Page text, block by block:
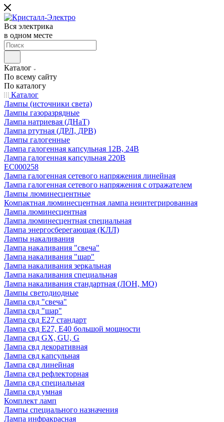
Вся электрика
в одном месте
Каталог
По всему сайту
По каталогу
Каталог
Лампы (источники света)
Лампы газоразрядные
Лампа натриевая (ДНаТ)
Лампа ртутная (ДРЛ, ДРВ)
Лампы галогенные
Лампа галогенная капсульная 12В, 24В
Лампа галогенная капсульная 220В
EC000258
Лампа галогенная сетевого напряжения линейная
Лампа галогенная сетевого напряжения с отражателем
Лампы люминесцентные
Компактная люминесцентная лампа неинтегрированная
Лампа люминесцентная
Лампа люминесцентная специальная
Лампа энергосберегающая (КЛЛ)
Лампы накаливания
Лампа накаливания "свеча"
Лампа накаливания "шар"
Лампа накаливания зеркальная
Лампа накаливания специальная
Лампа накаливания стандартная (ЛОН, МО)
Лампы светодиодные
Лампа свд "свеча"
Лампа свд "шар"
Лампа свд E27 стандарт
Лампа свд E27, Е40 большой мощности
Лампа свд GX, GU, G
Лампа свд декоративная
Лампа свд капсульная
Лампа свд линейная
Лампа свд рефлекторная
Лампа свд специальная
Лампа свд умная
Комплект ламп
Лампы специального назначения
Лампа инфракрасная